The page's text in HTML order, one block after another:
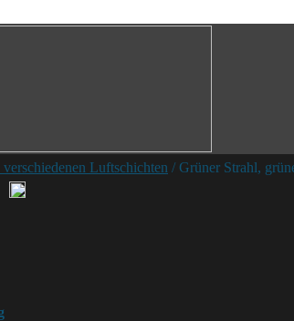
Luftschichten / Grüner Strahl,